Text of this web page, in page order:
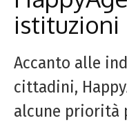
istituzioni
Accanto alle
cittadini,
alcune priorità